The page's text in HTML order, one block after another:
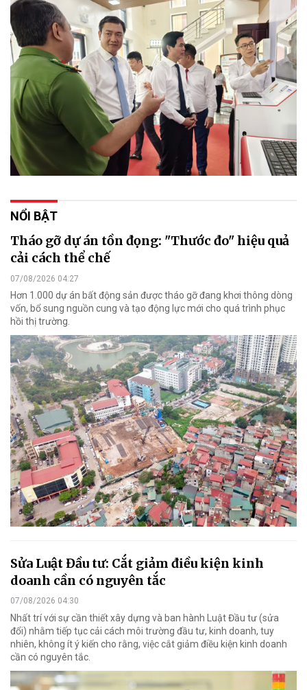
NỔI BẬT
Tháo gỡ dự án tồn đọng: "Thước đo" hiệu quả
cải cách thể chế
07/08/2026 04:27
Hơn 1.000 dự án bất động sản được tháo gỡ đang khơi thông dòng
vốn, bổ sung nguồn cung và tạo động lực mới cho quá trình phục
hồi thị trường.
Sửa Luật Đầu tư: Cắt giảm điều kiện kinh
doanh cần có nguyên tắc
07/08/2026 04:30
Nhất trí với sự cần thiết xây dựng và ban hành Luật Đầu tư (sửa
đổi) nhằm tiếp tục cải cách môi trường đầu tư, kinh doanh, tuy
nhiên, không ít ý kiến cho rằng, việc cắt giảm điều kiện kinh doanh
cần có nguyên tắc.